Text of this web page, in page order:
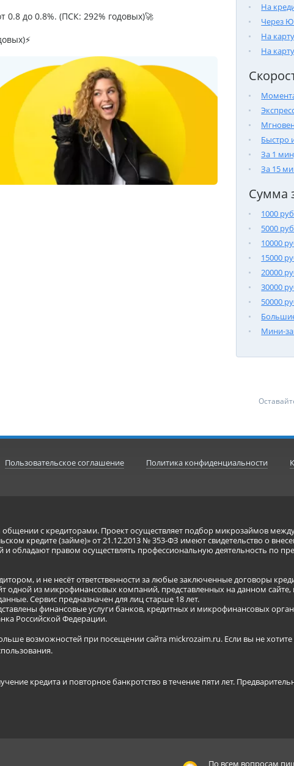
На
Через
На
На
Быстро
За 1
За 15
Сумма
1000
5000
10000
15000
20000
30000
50000
Мини-
0.8 до 0.8%. (ПСК: 292% годовых)🚀
Пользовательское соглашение Политика конфиденциальности
с кредиторами. Проект осуществляет подбор микрозаймов
кредите (займе)» от 21.12.2013 № 353-ФЗ имеют свидетельство о
обладают правом осуществлять профессиональную деятельность по
и не несёт ответственности за любые заключенные договоры
из микрофинансовых компаний, представленных на данном
Сервис предназначен для лиц старше 18 лет.
финансовые услуги банков, кредитных и микрофинансовых
Российской Федерации.
возможностей при посещении сайта mickrozaim.ru. Если вы не
.
кредита и повторное банкротство в течение пяти лет.
По всем вопросам